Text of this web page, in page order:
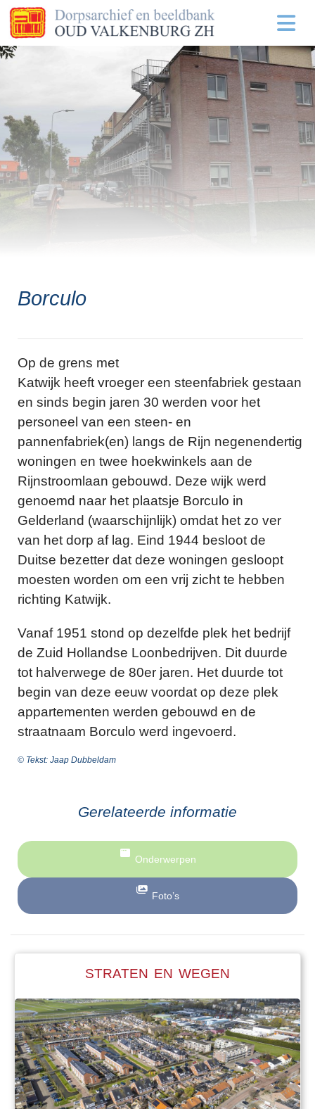
Borculo
Op de grens met
Katwijk heeft vroeger een steenfabriek gestaan
en sinds begin jaren 30 werden voor het
personeel van een steen- en
pannenfabriek(en) langs de Rijn negenendertig
woningen en twee hoekwinkels aan de
Rijnstroomlaan gebouwd. Deze wijk werd
genoemd naar het plaatsje Borculo in
Gelderland (waarschijnlijk) omdat het zo ver
van het dorp af lag. Eind 1944 besloot de
Duitse bezetter dat deze woningen gesloopt
moesten worden om een vrij zicht te hebben
richting Katwijk.
Vanaf 1951 stond op dezelfde plek het bedrijf
de Zuid Hollandse Loonbedrijven. Dit duurde
tot halverwege de 80er jaren. Het duurde tot
begin van deze eeuw voordat op deze plek
appartementen werden gebouwd en de
straatnaam Borculo werd ingevoerd.
© Tekst: Jaap Dubbeldam
Gerelateerde informatie
Onderwerpen
Foto’s
STRATEN EN WEGEN